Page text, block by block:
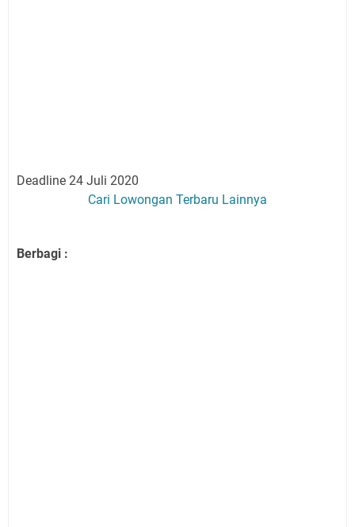
Deadline 24 Juli 2020
Cari Lowongan Terbaru Lainnya
Berbagi :